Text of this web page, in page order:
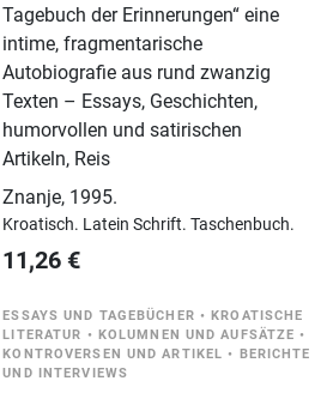
Tagebuch der Erinnerungen“ eine
intime, fragmentarische
Autobiografie aus rund zwanzig
Texten – Essays, Geschichten,
humorvollen und satirischen
Artikeln, Reis
Znanje, 1995.
Kroatisch. Latein Schrift.Taschenbuch.
11,26 €
ESSAYS UND TAGEBÜCHER •KROATISCHE
LITERATUR • KOLUMNEN UND AUFSÄTZE •
KONTROVERSEN UND ARTIKEL • BERICHTE
UND INTERVIEWS